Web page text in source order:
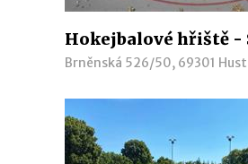
Hokejbalové hřiště -
Brněnská 526/50, 69301